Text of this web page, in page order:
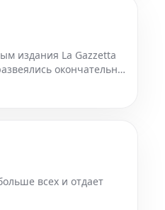
издания La Gazzetta
окончательно.
для разреше
всех и отдает